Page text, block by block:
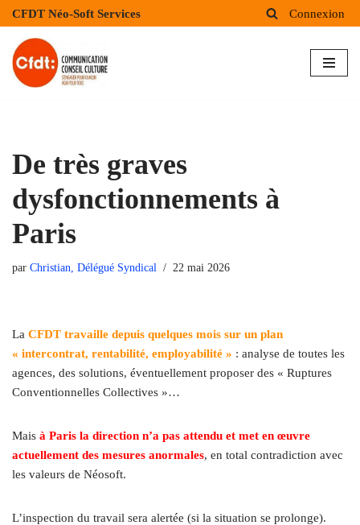
Aller
au
contenu
CFDT Néo-Soft Services Connexion
De très graves
dysfonctionnements à
Paris
par Christian, Délégué Syndical 22 mai 2026
La CFDT travaille depuis quelques mois sur un plan
« intercontrat, rentabilité, employabilité » : analyse de toutes les
agences, des solutions, éventuellement proposer des « Ruptures
Conventionnelles Collectives »…
Mais à Paris la direction n’a pas attendu et met en œuvre
actuellement des mesures anormales, en total contradiction avec
les valeurs de Néosoft.
L’inspection du travail sera alertée (si la situation se prolonge).